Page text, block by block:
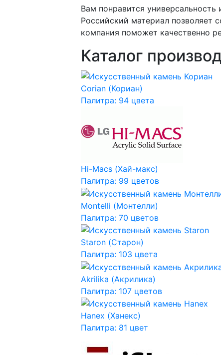
Вам понравится
Российский материал позволяет
компания поможет качественно
Каталог
Corian (Кориан)
Палитра: 94 цвета
Hi-Macs (Хай-макс)
Палитра: 99 цветов
Montelli (Монтелли)
Палитра: 70 цветов
Staron (Старон)
Палитра: 103 цвета
Akrilika (Акрилика)
Палитра: 107 цветов
Hanex (Ханекс)
Палитра: 81 цвет